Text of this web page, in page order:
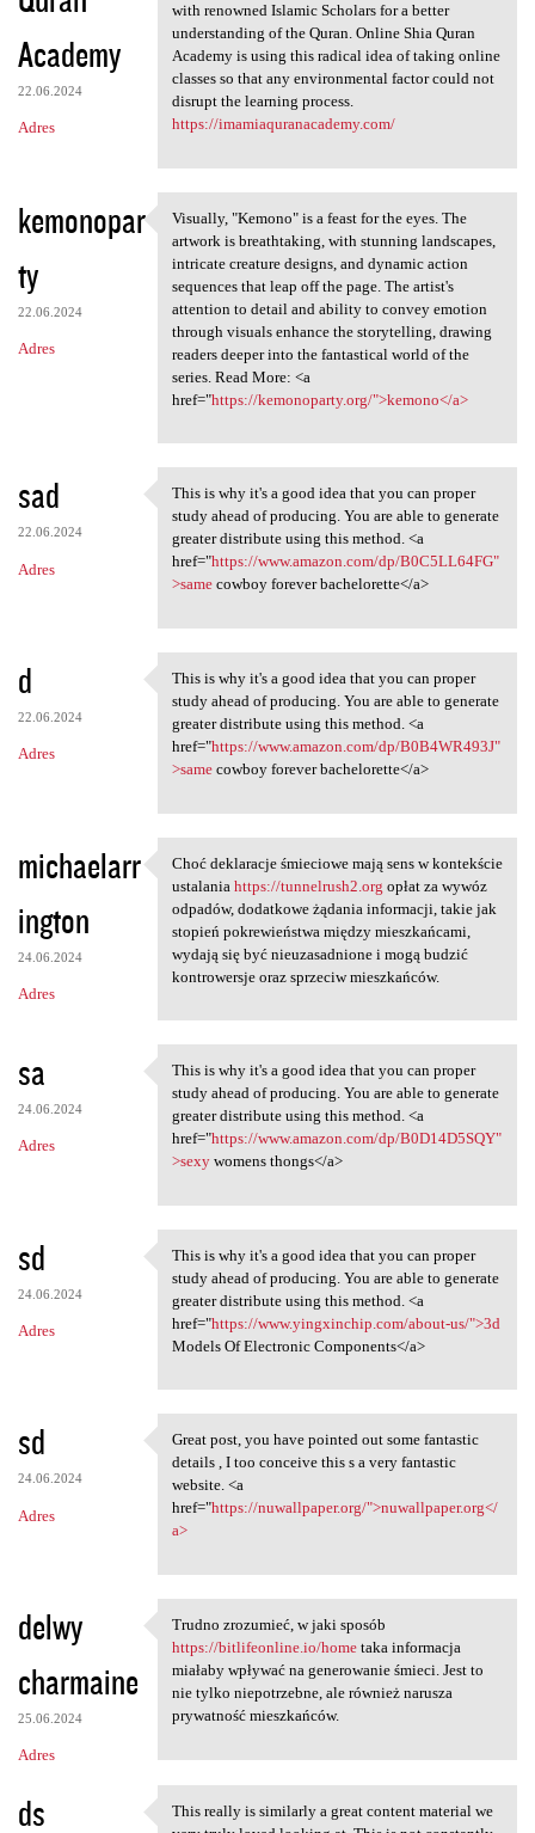
Academy
22.06.2024
Adres
with renowned Islamic Scholars for a better
understanding of the Quran. Online Shia Quran
Academy is using this radical idea of taking online
classes so that any environmental factor could not
disrupt the learning process.
https://imamiaquranacademy.com/
kemonopar
ty
22.06.2024
Adres
Visually, "Kemono" is a feast
Visually, "Kemono" is a feast for the eyes. The
artwork is breathtaking, with stunning landscapes,
intricate creature designs, and dynamic action
sequences that leap off the page. The artist's
attention to detail and ability to convey emotion
through visuals enhance the storytelling, drawing
readers deeper into the fantastical world of the
series. Read More: <a
href="https://kemonoparty.org/">kemono</a>
sad
22.06.2024
Adres
This is why it's a good idea
This is why it's a good idea that you can proper
study ahead of producing. You are able to generate
greater distribute using this method. <a
href="https://www.amazon.com/dp/B0C5LL64FG"
>samecowboy forever bachelorette</a>
d
22.06.2024
Adres
This is why it's a good idea
This is why it's a good idea that you can proper
study ahead of producing. You are able to generate
greater distribute using this method. <a
href="https://www.amazon.com/dp/B0B4WR493J"
>samecowboy forever bachelorette</a>
michaelarr
ington
24.06.2024
Adres
Choć deklaracje śmieciowe
Choć deklaracje śmieciowe mają sens w kontekście
ustalania https://tunnelrush2.org opłat za wywóz
odpadów, dodatkowe żądania informacji, takie jak
stopień pokrewieństwa między mieszkańcami,
wydają się być nieuzasadnione i mogą budzić
kontrowersje oraz sprzeciw mieszkańców.
sa
24.06.2024
Adres
This is why it's a good idea
This is why it's a good idea that you can proper
study ahead of producing. You are able to generate
greater distribute using this method. <a
href="https://www.amazon.com/dp/B0D14D5SQY"
>sexywomens thongs</a>
sd
24.06.2024
Adres
This is why it's a good idea
This is why it's a good idea that you can proper
study ahead of producing. You are able to generate
greater distribute using this method. <a
href="https://www.yingxinchip.com/about-us/">3d
Models Of Electronic Components</a>
sd
24.06.2024
Adres
Great post, you have pointed
Great post, you have pointed out some fantastic
details , I too conceive this s a very fantastic
website. <a
href="https://nuwallpaper.org/">nuwallpaper.org</
a>
delwy
charmaine
25.06.2024
Adres
Trudno zrozumieć, w jaki
Trudno zrozumieć, w jaki sposób
https://bitlifeonline.io/hometaka informacja
miałaby wpływać na generowanie śmieci. Jest to
nie tylko niepotrzebne, ale również narusza
prywatność mieszkańców.
ds
This really is similarly a great content material we